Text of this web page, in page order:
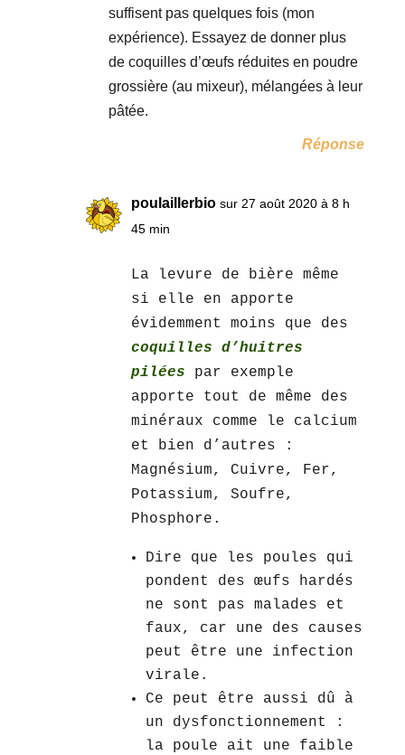
suffisent pas quelques fois (mon
expérience). Essayez de donner plus
de coquilles d’œufs réduites en poudre
grossière (au mixeur), mélangées à leur
pâtée.
Réponse
poulaillerbio sur 27 août 2020 à 8 h
45 min
La levure de bière même
si elle en apporte
évidemment moins que des
coquilles d’huitres
pilées par exemple
apporte tout de même des
minéraux comme le calcium
et bien d’autres :
Magnésium, Cuivre, Fer,
Potassium, Soufre,
Phosphore.
Dire que les poules qui
pondent des œufs hardés
ne sont pas malades et
faux, car une des causes
peut être une infection
virale.
Ce peut être aussi dû à
un dysfonctionnement :
la poule ait une faible